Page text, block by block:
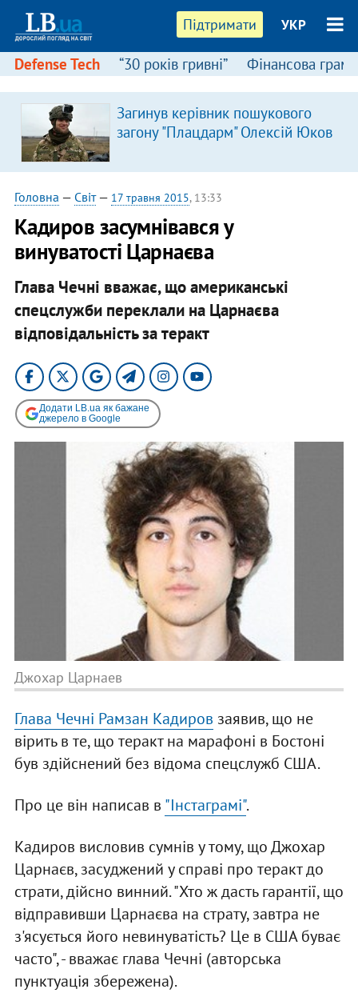
Підтримати УКР
Defense Tech “30 років гривні” Фінансова
Загинув керівник пошукового
загону "Плацдарм" Олексій Юков
Головна — Світ— 17 травня 2015, 13:33
Кадиров засумнівався у
винуватості Царнаєва
Глава Чечні вважає, що американські
спецслужби переклали на Царнаєва
відповідальність за теракт
Додати LB.ua як бажане
джерело в Google
Джохар Царнаев
Глава Чечні Рамзан Кадиров заявив, що не
вірить в те, що теракт на марафоні в Бостоні
був здійснений без відома спецслужб США.
Про це він написав в "Інстаграмі".
Кадиров висловив сумнів у тому, що Джохар
Царнаєв, засуджений у справі про теракт до
страти, дійсно винний. "Хто ж дасть гарантії, що
відправивши Царнаєва на страту, завтра не
з'ясується його невинуватість? Це в США буває
часто", - вважає глава Чечні (авторська
пунктуація збережена).